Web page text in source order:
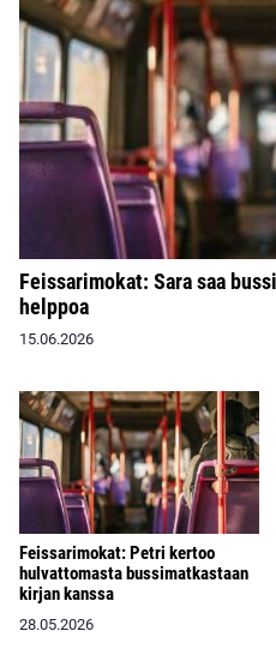
Feissarimokat: Sara saa
helppoa
15.06.2026
Feissarimokat: Petri kertoo
hulvattomasta bussimatkastaan
kirjan kanssa
28.05.2026